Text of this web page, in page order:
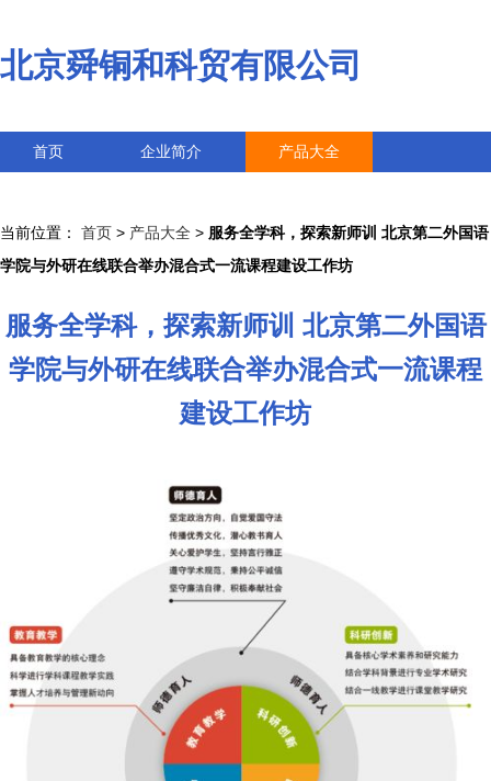
北京舜铜和科贸有限公司
首页 企业简介 产品大全
当前位置： 首页 > 产品大全 > 服务全学科，探索新师训 北京第二外国语
学院与外研在线联合举办混合式一流课程建设工作坊
服务全学科，探索新师训 北京第二外国语
学院与外研在线联合举办混合式一流课程
建设工作坊